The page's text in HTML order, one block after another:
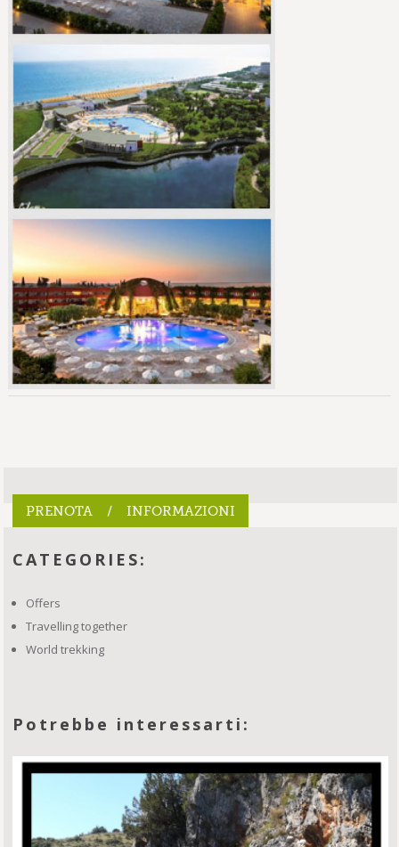
PRENOTA / INFORMAZIONI
CATEGORIES:
Offers
Travelling together
World trekking
Potrebbe interessarti: